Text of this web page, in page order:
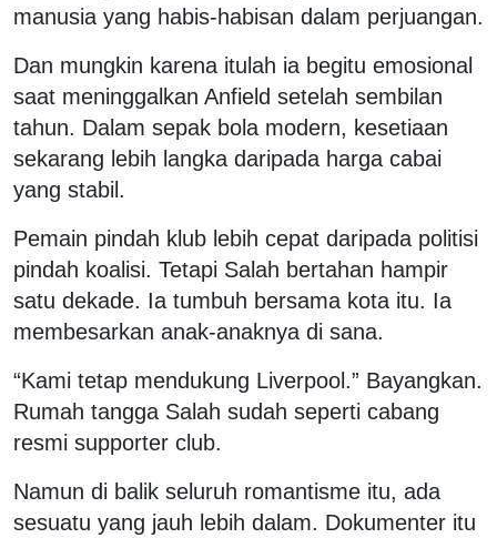
manusia yang habis-habisan dalam perjuangan.
Dan mungkin karena itulah ia begitu emosional
saat meninggalkan Anfield setelah sembilan
tahun. Dalam sepak bola modern, kesetiaan
sekarang lebih langka daripada harga cabai
yang stabil.
Pemain pindah klub lebih cepat daripada politisi
pindah koalisi. Tetapi Salah bertahan hampir
satu dekade. Ia tumbuh bersama kota itu. Ia
membesarkan anak-anaknya di sana.
“Kami tetap mendukung Liverpool.” Bayangkan.
Rumah tangga Salah sudah seperti cabang
resmi supporter club.
Namun di balik seluruh romantisme itu, ada
sesuatu yang jauh lebih dalam. Dokumenter itu